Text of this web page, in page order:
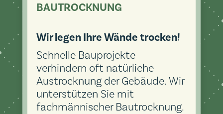
BAUTROCKNUNG
Wir legen Ihre Wände trocken!
Schnelle Bauprojekte
verhindern oft natürliche
Austrocknung der Gebäude. Wir
unterstützen Sie mit
fachmännischer Bautrocknung.